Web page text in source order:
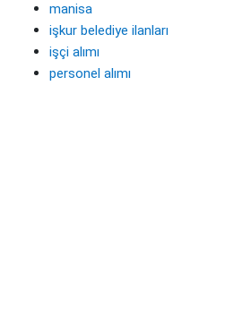
manisa
işkur belediye ilanları
işçi alımı
personel alımı